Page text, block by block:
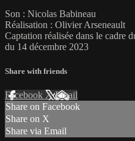
Son : Nicolas Babineau
Réalisation : Olivier Arseneault
Captation réalisée dans le cadre
du 14 décembre 2023
Share with friends
Facebook XEmail
Share on Facebook
Share on X
Share via Email